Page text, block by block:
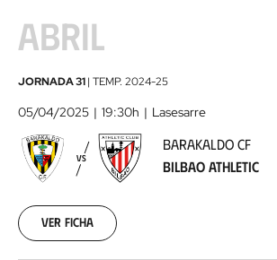
ABRIL
Barakaldo
CF
Bilbao
Athletic 2025-
05
JORNADA 31| TEMP. 2024-25
05/04/2025 19:30h Lasesarre
VS
BARAKALDO CF
BILBAO ATHLETIC
Ver ficha